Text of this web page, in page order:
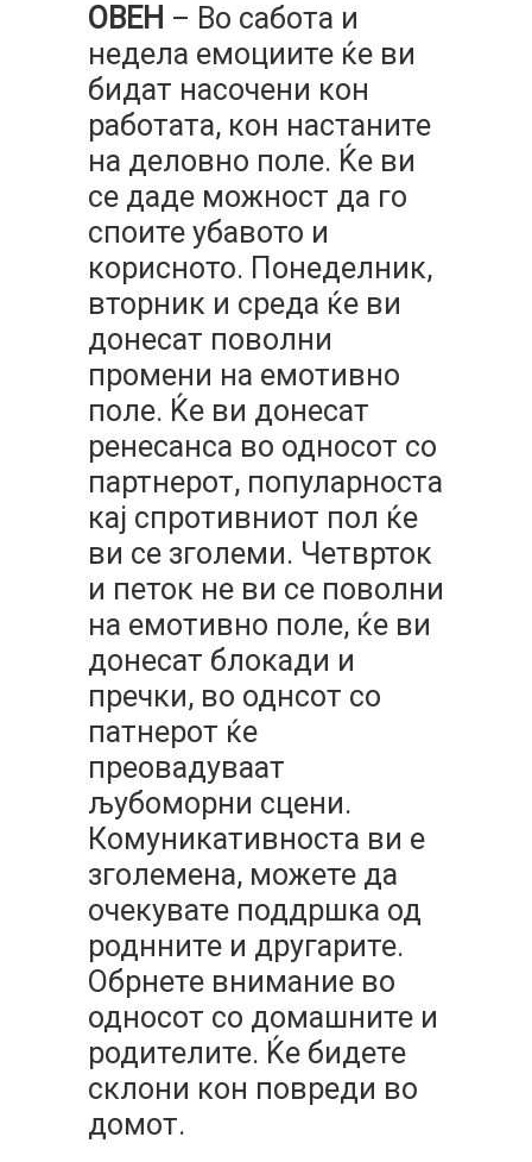
ОВЕН – Во сабота и
недела емоциите ќе ви
бидат насочени кон
работата, кон настаните
на деловно поле. Ќе ви
се даде можност да го
споите убавото и
корисното. Понеделник,
вторник и среда ќе ви
донесат поволни
промени на емотивно
поле. Ќе ви донесат
ренесанса во односот со
партнерот, популарноста
кај спротивниот пол ќе
ви се зголеми. Четврток
и петок не ви се поволни
на емотивно поле, ќе ви
донесат блокади и
пречки, во однсот со
патнерот ќе
преовадуваат
љубоморни сцени.
Комуникативноста ви е
зголемена, можете да
очекувате поддршка од
роднните и другарите.
Обрнете внимание во
односот со домашните и
родителите. Ќе бидете
склони кон повреди во
домот.